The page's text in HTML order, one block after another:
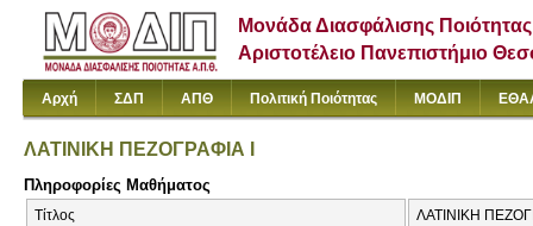
Μονάδα Διασφάλισης Ποιότητας
Αριστοτέλειο Πανεπιστήμιο
Αρχή ΣΔΠ ΑΠΘ Πολιτική Ποιότητας ΜΟΔΙΠ
ΛΑΤΙΝΙΚΗ ΠΕΖΟΓΡΑΦΙΑ Ι
Πληροφορίες Μαθήματος
Τίτλος ΛΑΤΙΝΙΚΗ